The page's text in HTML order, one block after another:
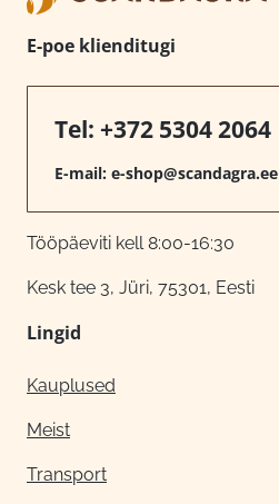
E-poe klienditugi
Tel: +372 5304 2064
E-mail: e-shop@scandagra.ee
Tööpäeviti kell 8:00-16:30
Kesk tee 3, Jüri, 75301, Eesti
Lingid
Kauplused
Meist
Transport